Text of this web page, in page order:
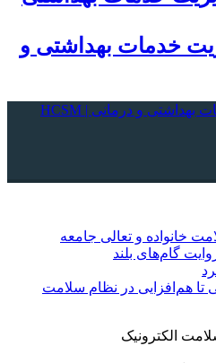
خدمات بهداشتی و
خانواده و تعالی جامعه
گام‌های بلند
تا هم‌افزایی در نظام سلامت